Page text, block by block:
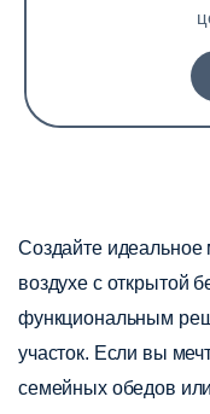
Создайте
воздухе с открытой
функциональным
участок. Если вы
семейных обедов